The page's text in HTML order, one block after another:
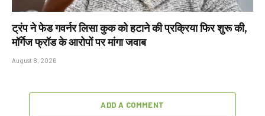
ट्रंप ने फेड गवर्नर लिसा कुक को हटाने की प्रक्रिया फिर शुरू की,
मॉर्गेज फ्रॉड के आरोपों पर मांगा जवाब
August 8, 2026
ADD A COMMENT